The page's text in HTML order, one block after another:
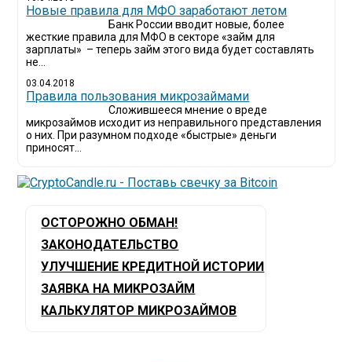
Новые правила для МФО заработают летом
Банк России вводит новые, более
жесткие правила для МФО в секторе «займ для
зарплаты» – теперь займ этого вида будет составлять
не...
03.04.2018
​Правила пользования микрозаймами
Сложившееся мнение о вреде
микрозаймов исходит из неправильного представления
о них. При разумном подходе «быстрые» деньги
приносят...
ОСТОРОЖНО ОБМАН!
ЗАКОНОДАТЕЛЬСТВО
УЛУЧШЕНИЕ КРЕДИТНОЙ ИСТОРИИ
ЗАЯВКА НА МИКРОЗАЙМ
КАЛЬКУЛЯТОР МИКРОЗАЙМОВ